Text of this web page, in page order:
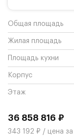
Общая площадь
Жилая площадь
Площадь кухни
Корпус
Этаж
36 858 816 ₽
343 192 ₽ / цена за